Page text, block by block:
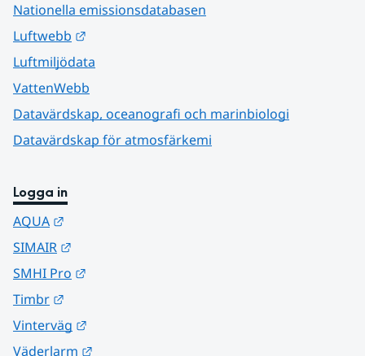
Nationella emissionsdatabasen
Luftwebb
Luftmiljödata
VattenWebb
Datavärdskap, oceanografi och marinbiologi
Datavärdskap för atmosfärkemi
Logga in
AQUA
SIMAIR
SMHI Pro
Timbr
Vinterväg
Väderlarm